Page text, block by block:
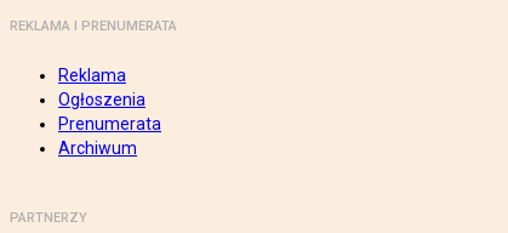
REKLAMA I PRENUMERATA
Reklama
Ogłoszenia
Prenumerata
Archiwum
PARTNERZY